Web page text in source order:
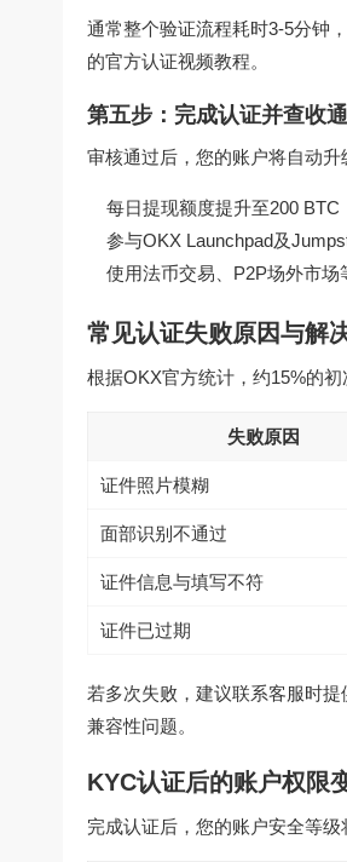
通常整个验证流程耗时3-5分钟
的官方认证视频教程。
第五步：完成认证并查收
审核通过后，您的账户将自动升
每日提现额度提升至200 BTC
参与OKX Launchpad及
使用法币交易、P2P场外市场
常见认证失败原因与解
根据OKX官方统计，约15%的初
失败原因
证件照片模糊
面部识别不通过
证件信息与填写不符
证件已过期
若多次失败，建议联系客服时
兼容性问题。
KYC认证后的账户权限
完成认证后，您的账户安全等